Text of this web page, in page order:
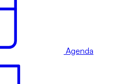
Agenda